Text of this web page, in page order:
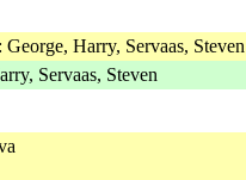
Harry, Servaas, Steven
Servaas, Steven